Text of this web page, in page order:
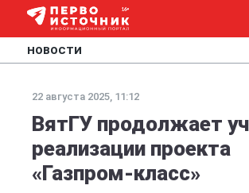
НОВОСТИ
22 августа 2025, 11:12
ВятГУ продолжает
реализации проекта
«Газпром-класс»